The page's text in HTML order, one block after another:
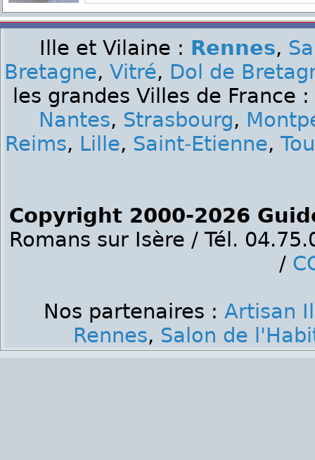
Ille et Vilaine : Rennes,
Bretagne, Vitré, Dol de
les grandes Villes de France :
Nantes, Strasbourg,
Reims, Lille, Saint-Etienne,
Copyright 2000-2026
Romans sur Isère / Tél.
/
Nos partenaires : Artisan
Rennes, Salon de